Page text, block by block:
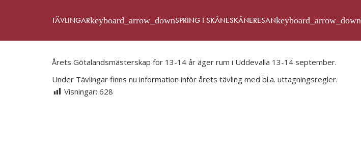
TÄVLINGAR SPRING I SKÅNESKÅNERESAN
Årets Götalandsmästerskap för 13-14 år äger rum i Uddevalla 13-14 september.
Under Tävlingar finns nu information inför årets tävling med bl.a. uttagningsregler.
Visningar: 628